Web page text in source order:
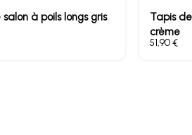
à poils longs gris
Tapis
crème
€